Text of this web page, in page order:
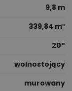
9,8 m
339,84 m³
20°
wolnostojący
murowany